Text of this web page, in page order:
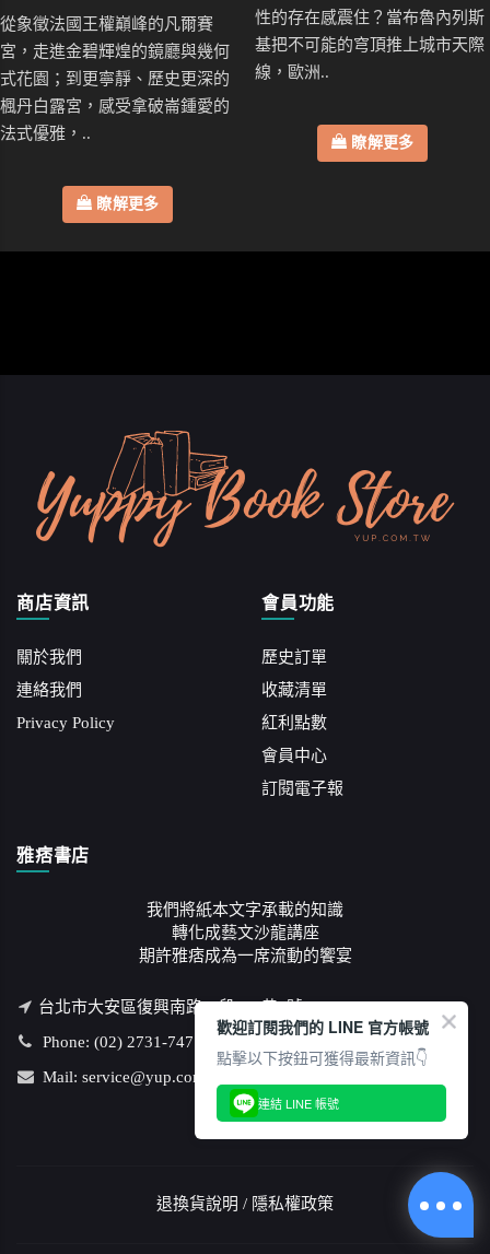
從象徵法國王權巔峰的凡爾賽
宮，走進金碧輝煌的鏡廳與幾何
式花園；到更寧靜、歷史更深的
楓丹白露宮，感受拿破崙鍾愛的
法式優雅，..
瞭解更多
性的存在感震住？當布魯內列斯
基把不可能的穹頂推上城市天際
線，歐洲..
瞭解更多
商店資訊
關於我們
連絡我們
Privacy Policy
會員功能
歷史訂單
收藏清單
紅利點數
會員中心
訂閱電子報
雅痞書店
我們將紙本文字承載的知識
轉化成藝文沙龍講座
期許雅痞成為一席流動的饗宴
台北市大安區復興南路一段126巷1號3F
Phone: (02) 2731-7477
Mail: service@yup.com.tw
退換貨說明 / 隱私權政策
歡迎訂閱我們的 LINE 官方帳號
點擊以下按鈕可獲得最新資訊👇
連結 LINE 帳號